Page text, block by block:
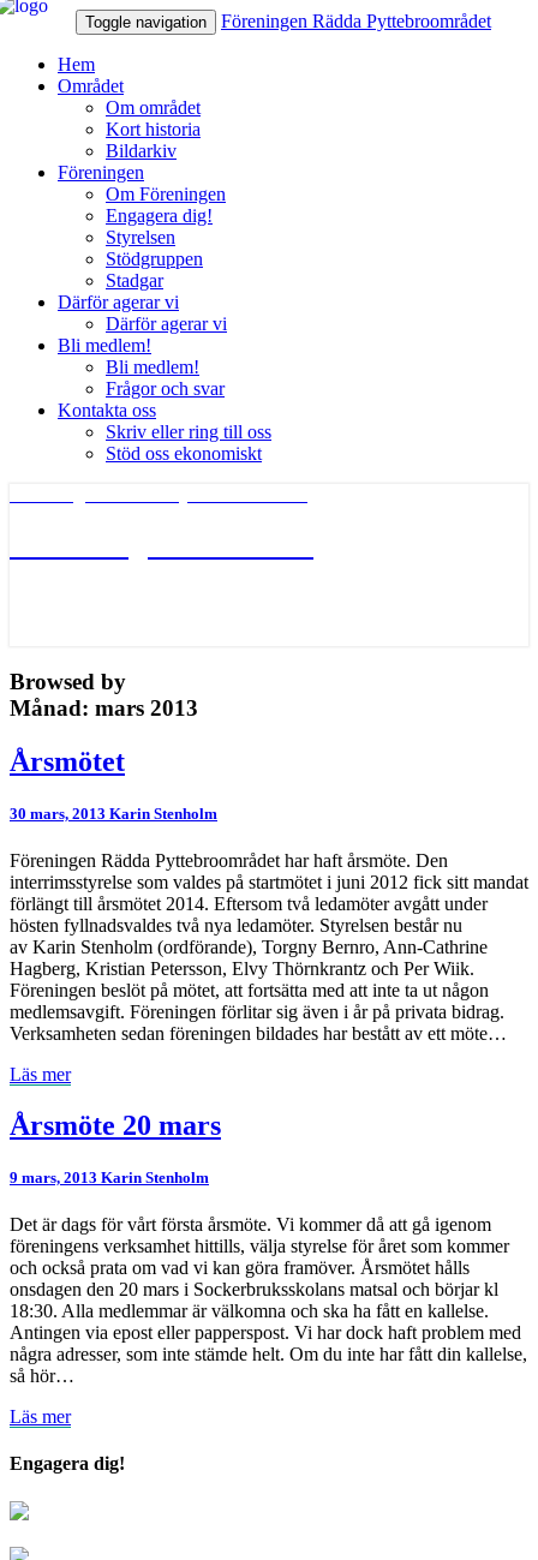
Toggle navigation Föreningen Rädda Pyttebroområdet
Hem
Området
Om området
Kort historia
Bildarkiv
Föreningen
Om Föreningen
Engagera dig!
Styrelsen
Stödgruppen
Stadgar
Därför agerar vi
Därför agerar vi
Bli medlem!
Bli medlem!
Frågor och svar
Kontakta oss
Skriv eller ring till oss
Stöd oss ekonomiskt
Browsed by
Månad: mars 2013
Årsmötet
Årsmötet
30 mars, 2013 Karin Stenholm
Föreningen Rädda Pyttebroområdet har haft årsmöte. Den
interrimsstyrelse som valdes på startmötet i juni 2012 fick sitt mandat
förlängt till årsmötet 2014. Eftersom två ledamöter avgått under
hösten fyllnadsvaldes två nya ledamöter. Styrelsen består nu
av Karin Stenholm (ordförande), Torgny Bernro, Ann-Cathrine
Hagberg, Kristian Petersson, Elvy Thörnkrantz och Per Wiik.
Föreningen beslöt på mötet, att fortsätta med att inte ta ut någon
medlemsavgift. Föreningen förlitar sig även i år på privata bidrag.
Verksamheten sedan föreningen bildades har bestått av ett möte…
Läs merLäs
Årsmöte
20
Årsmöte 20 mars
9 mars, 2013 Karin Stenholm
Det är dags för vårt första årsmöte. Vi kommer då att gå igenom
föreningens verksamhet hittills, välja styrelse för året som kommer
och också prata om vad vi kan göra framöver. Årsmötet hålls
onsdagen den 20 mars i Sockerbruksskolans matsal och börjar kl
18:30. Alla medlemmar är välkomna och ska ha fått en kallelse.
Antingen via epost eller papperspost. Vi har dock haft problem med
några adresser, som inte stämde helt. Om du inte har fått din kallelse,
så hör…
Läs merLäs
Engagera dig!